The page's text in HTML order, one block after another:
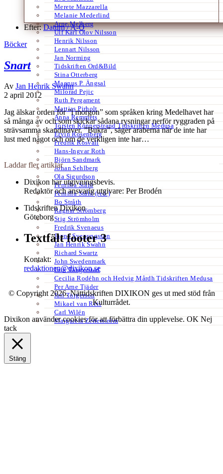
Merete Mazzarella
Melanie Mederlind
Arne Melberg
Ulf Karl Olov Nilsson
Henrik Nilsson
Lennart Nilsson
Jan Norming
Tidskriften Ord&Bild
Stina Otterberg
Magnus P. Ängsal
Milorad Pejic
Ruth Pergament
Mattias Pirholt
Anna Remmets
Torsten Rönnerstrand Tidskriften Medusa
Ervin Rosenberg
Fredrik Rosvall
Hans-Ingvar Roth
Björn Sandmark
Johan Sehlberg
Ola Sigurdson
Pernilla Ståhl
Pernilla Ståhl (red.)
Bo Stråth
Ragnar Strömberg
Stig Strömholm
Fredrik Svenaeus
Jayne Svenungsson
Jan Henrik Swahn
Richard Swartz
John Swedenmark
Erik Tängerstad
Cecilia Rodéhn och Hedvig Mårdh Tidskriften Medusa
Per Arne Tjäder
Jarl Torgerson
Mikael van Reis
Carl Wilén
Margareta Zetterström
Efter:Datum /A-Ö
Böcker
Snart
Av Jan Henrik Swahn
2 april 2012
Jag älskar orden för ”i morgon” som språken kring Medelhavet har
så många av och som skickar sådana rysningar nerför ryggraden på
strävsamma skandinaver. ”Bukra”, säger araberna när de inte har
lust med något och om de verkligen inte har…
Laddar fler artiklar
Dixikon har utgivningsbevis.
Redaktör och ansvarig utgivare: Per Brodén
Tidskriften Dixikon
Göteborg
Textfält footer 3
Kontakt:
redaktionen@dixikon.se
© Copyright 2026. Nättidskriften DIXIKON ges ut med stöd från
Kulturrådet.
Dixikon använder cookies för att förbättra din upplevelse.OK Nej
tack
Stäng